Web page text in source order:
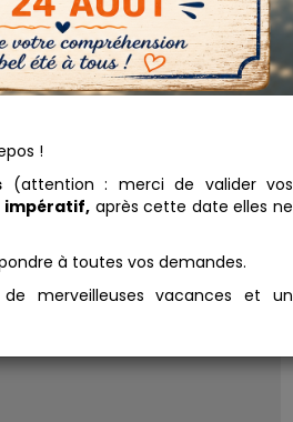
Ajouter au panier
!
(attention : merci de valider vos
impératif,après cette date elles ne
à toutes vos demandes.
merveilleuses vacances et un